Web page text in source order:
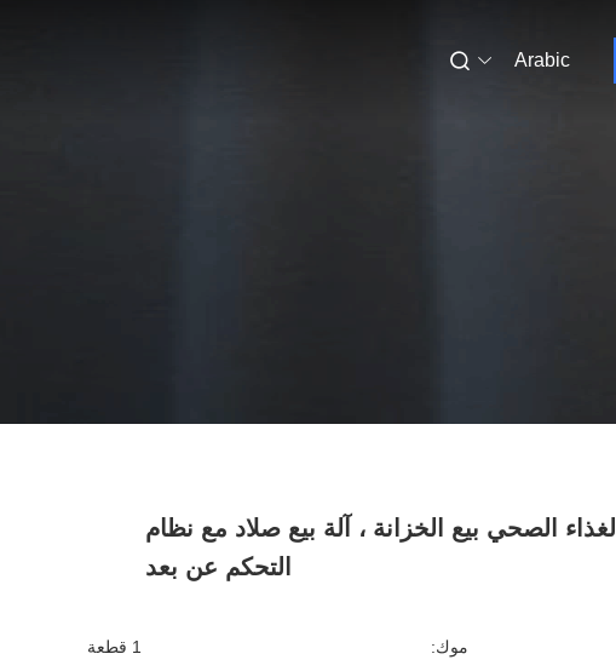
Arabic
الغذاء الصحي بيع الخزانة ، آلة بيع صلاد مع نظام
التحكم عن بعد
موك: 1 قطعة